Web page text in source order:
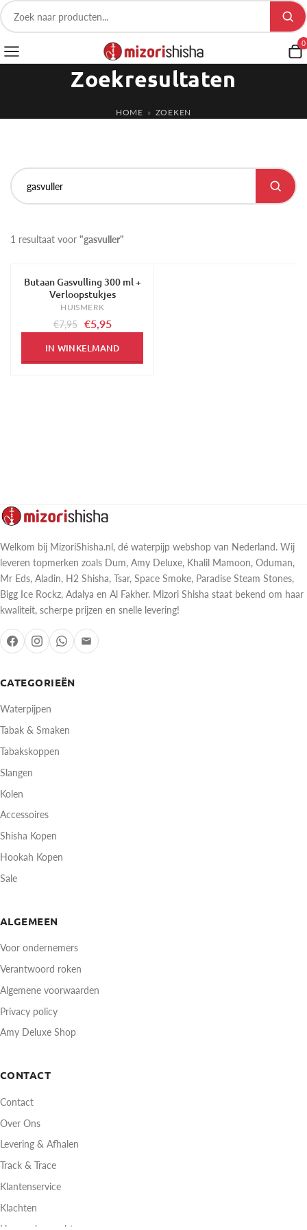
0
Zoekresultaten
HOME » ZOEKEN
1 resultaat voor "gasvuller"
-25%
Butaan Gasvulling 300 ml +
Verloopstukjes
HUISMERK
€7,95 €5,95
IN WINKELMAND
CATEGORIEËN
Waterpijpen
Tabak & Smaken
Tabakskoppen
Slangen
Kolen
Accessoires
Shisha Kopen
Hookah Kopen
Sale
ALGEMEEN
Voor ondernemers
Verantwoord roken
Algemene voorwaarden
Privacy policy
Amy Deluxe Shop
CONTACT
Contact
Over Ons
Levering & Afhalen
Track & Trace
Klantenservice
Klachten
Welkom bij MizoriShisha.nl, dé waterpijp webshop van Nederland. Wij
leveren topmerken zoals Dum, Amy Deluxe, Khalil Mamoon, Oduman,
Mr Eds, Aladin, H2 Shisha, Tsar, Space Smoke, Paradise Steam Stones,
Bigg Ice Rockz, Adalya en Al Fakher. Mizori Shisha staat bekend om haar
kwaliteit, scherpe prijzen en snelle levering!